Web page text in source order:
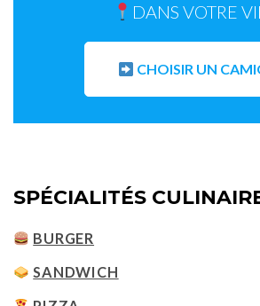
DANS VOTRE
CHOISIR UN
SPÉCIALITÉS
BURGER
SANDWICH